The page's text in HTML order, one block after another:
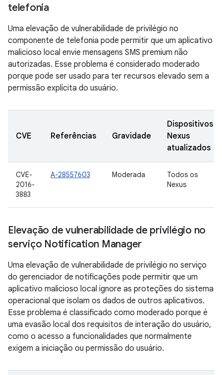
telefonia
Uma elevação de vulnerabilidade de privilégio no
componente de telefonia pode permitir que um aplicativo
malicioso local envie mensagens SMS premium não
autorizadas. Esse problema é considerado moderado
porque pode ser usado para ter recursos elevado sem a
permissão explícita do usuário.
CVE Referências Gravidade
Dispositivos
Nexus
atualizados
CVE-
2016-
3883
A-28557603 Moderada
Todos os
Nexus
Elevação de vulnerabilidade de privilégio no
serviço Notification Manager
Uma elevação de vulnerabilidade de privilégio no serviço
do gerenciador de notificações pode permitir que um
aplicativo malicioso local ignore as proteções do sistema
operacional que isolam os dados de outros aplicativos.
Esse problema é classificado como moderado porque é
uma evasão local dos requisitos de interação do usuário,
como o acesso a funcionalidades que normalmente
exigem a iniciação ou permissão do usuário.